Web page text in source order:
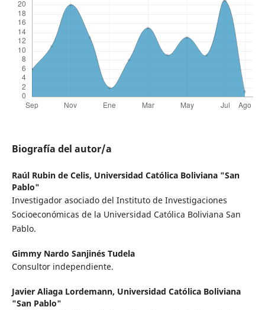
Biografía del autor/a
Raúl Rubin de Celis, Universidad Católica Boliviana "San
Pablo"
Investigador asociado del Instituto de Investigaciones
Socioeconómicas de la Universidad Católica Boliviana San
Pablo.
Gimmy Nardo Sanjinés Tudela
Consultor independiente.
Javier Aliaga Lordemann, Universidad Católica Boliviana
"San Pablo"